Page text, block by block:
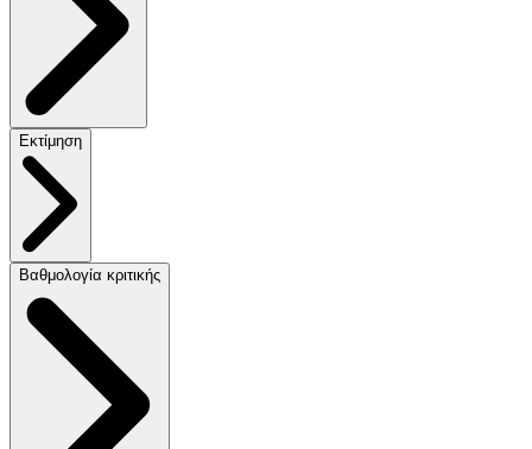
Εκτίμηση
Βαθμολογία κριτικής